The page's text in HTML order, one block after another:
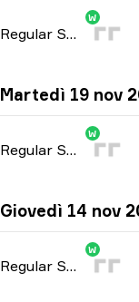
Regular Season -
W
Martedì 19 nov
Regular Season -
W
Giovedì 14 nov
Regular Season -
W